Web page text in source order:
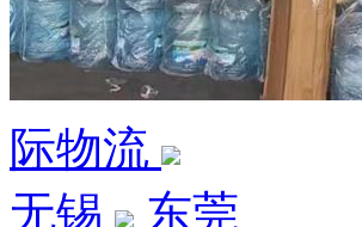
际物流
无锡
东莞